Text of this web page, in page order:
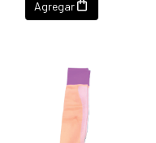
Agregar